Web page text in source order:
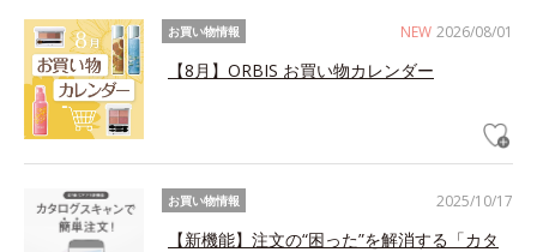
NEW 2026/08/01
お買い物情報
【8月】ORBIS お買い物カレンダー
2025/10/17
お買い物情報
【新機能】注文の“困った”を解消する「カタ